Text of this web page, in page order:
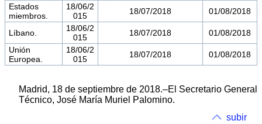
Estados
miembros.
18/06/2
015
18/07/2018 01/08/2018
Líbano.
18/06/2
015
18/07/2018
01/08/2018
Unión
Europea.
18/06/2
015
18/07/2018 01/08/2018
Madrid, 18 de septiembre de 2018.–El Secretario General
Técnico, José María Muriel Palomino.
subir